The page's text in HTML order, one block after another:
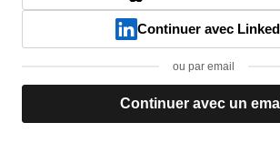
Continuer avec
ou par email
Continuer avec un